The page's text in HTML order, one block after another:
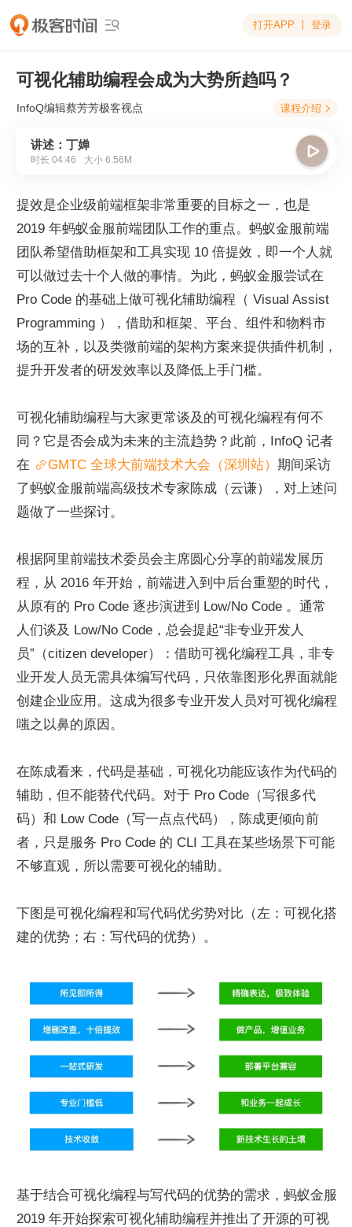
 打开APP 登录
可视化辅助编程会成为大势所趋吗？
InfoQ编辑蔡芳芳极客视点 课程介绍 
讲述：丁婵
时长 04:46 大小 6.56M

提效是企业级前端框架非常重要的目标之一，也是
2019 年蚂蚁金服前端团队工作的重点。蚂蚁金服前端
团队希望借助框架和工具实现 10 倍提效，即一个人就
可以做过去十个人做的事情。为此，蚂蚁金服尝试在
Pro Code 的基础上做可视化辅助编程（ Visual Assist
Programming ），借助和框架、平台、组件和物料市
场的互补，以及类微前端的架构方案来提供插件机制，
提升开发者的研发效率以及降低上手门槛。
可视化辅助编程与大家更常谈及的可视化编程有何不
同？它是否会成为未来的主流趋势？此前，InfoQ 记者
在
GMTC 全球大前端技术大会（深圳站） 期间采访
了蚂蚁金服前端高级技术专家陈成（云谦），对上述问
题做了一些探讨。
根据阿里前端技术委员会主席圆心分享的前端发展历
程，从 2016 年开始，前端进入到中后台重塑的时代，
从原有的 Pro Code 逐步演进到 Low/No Code 。通常
人们谈及 Low/No Code，总会提起“非专业开发人
员”（citizen developer）：借助可视化编程工具，非专
业开发人员无需具体编写代码，只依靠图形化界面就能
创建企业应用。这成为很多专业开发人员对可视化编程
嗤之以鼻的原因。
在陈成看来，代码是基础，可视化功能应该作为代码的
辅助，但不能替代代码。对于 Pro Code（写很多代
码）和 Low Code（写一点点代码），陈成更倾向前
者，只是服务 Pro Code 的 CLI 工具在某些场景下可能
不够直观，所以需要可视化的辅助。
下图是可视化编程和写代码优劣势对比（左：可视化搭
建的优势；右：写代码的优势）。
基于结合可视化编程与写代码的优势的需求，蚂蚁金服
2019 年开始探索可视化辅助编程并推出了开源的可视